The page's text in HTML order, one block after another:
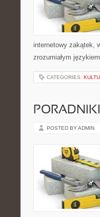
internetowy zakątek,
zrozumiałym
CATEGORIES:
POSTED BY ADMIN